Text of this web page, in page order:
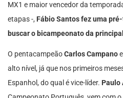
MX1 e maior vencedor da
etapas -, Fábio Santos fez uma
buscar o bicampeonato da
O pentacampeãoCarlos Campano
alto nível, já que nos primeiros
Espanhol, do qual é vice-líder. Paulo